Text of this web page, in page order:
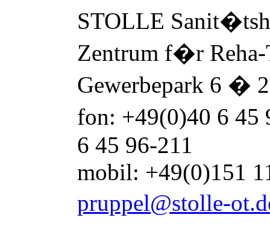
STOLLE Sanit�
Zentrum f�r
Gewerbepark 6 �
fon: +49(0)40 6 45
6 45 96-211
mobil: +49(0)151
pruppel@stolle-